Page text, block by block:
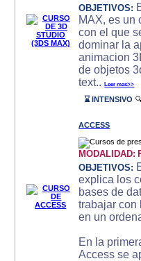
OBJETIVOS:
MAX, es un
con el que
dominar la
animacion
de objetos
text..Leer mas>>
⌛ INTENSIVO
ACCESS
MODALIDAD:
OBJETIVOS:
explica los
bases de
trabajar con
en un
En la
Access se